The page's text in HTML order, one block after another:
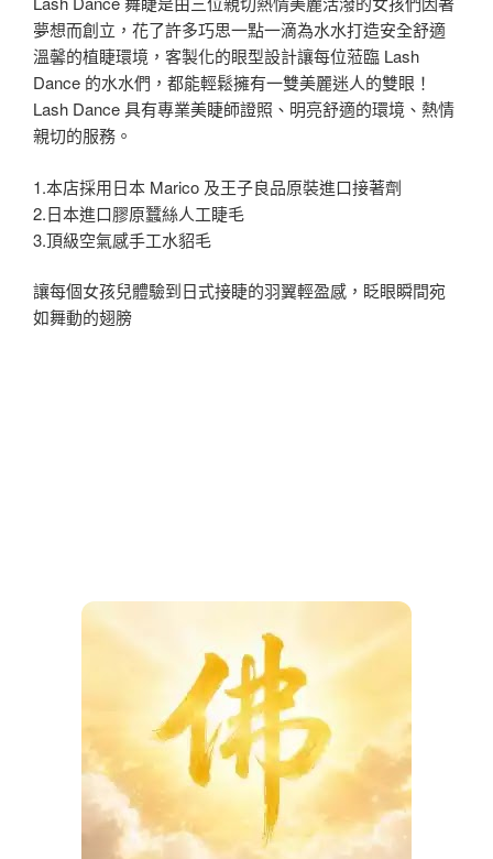
夢想而創立，花了許多巧思一點一滴為水水打造安全舒適
溫馨的植睫環境，客製化的眼型設計讓每位蒞臨 Lash
Dance 的水水們，都能輕鬆擁有一雙美麗迷人的雙眼！
Lash Dance 具有專業美睫師證照、明亮舒適的環境、熱情
親切的服務。
1.本店採用日本 Marico 及王子良品原裝進口接著劑
2.日本進口膠原蠶絲人工睫毛
3.頂級空氣感手工水貂毛
讓每個女孩兒體驗到日式接睫的羽翼輕盈感，眨眼瞬間宛
如舞動的翅膀